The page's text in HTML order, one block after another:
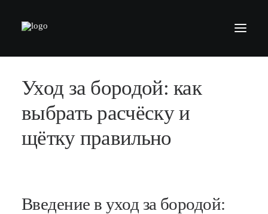
БАРБЕРШОПЫ
УСЛУГИ
СЕРТИФИКАТЫ
КОСМЕТИКА
ВАКАНСИИ
Уход за бородой: как
выбрать расчёску и
щётку правильно
Введение в уход за бородой: